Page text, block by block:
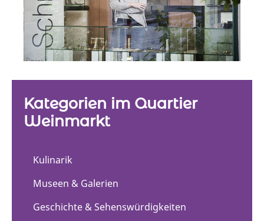
Kategorien im Quartier
Weinmarkt
Kulinarik
Museen & Galerien
Geschichte & Sehenswürdigkeiten